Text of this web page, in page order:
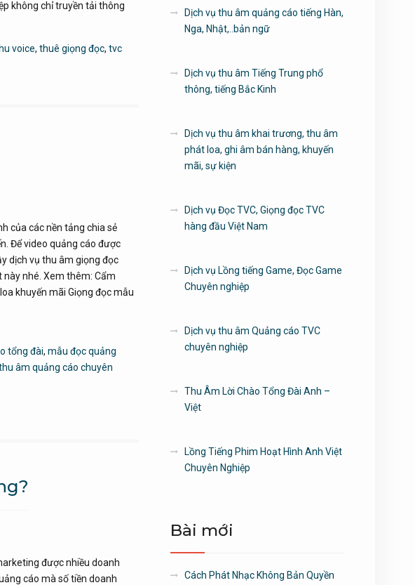
không chỉ truyền tải thông
voice, thuê giọng đọc, tvc
của các nền tảng chia sẻ
Để video quảng cáo được
dịch vụ thu âm giọng đọc
này nhé. Xem thêm: Cẩm
khuyến mãi Giọng đọc mẫu
tổng đài, mẫu đọc quảng
âm quảng cáo chuyên
được nhiều doanh
cáo mà số tiền doanh
Dịch vụ thu âm quảng cáo tiếng Hàn,
Nga, Nhật,..bản ngữ
Dịch vụ thu âm Tiếng Trung phổ
thông, tiếng Bắc Kinh
Dịch vụ thu âm khai trương, thu âm
phát loa, ghi âm bán hàng, khuyến
mãi, sự kiện
Dịch vụ Đọc TVC, Giọng đọc TVC
hàng đầu Việt Nam
Dịch vụ Lồng tiếng Game, Đọc Game
Chuyên nghiệp
Dịch vụ thu âm Quảng cáo TVC
chuyên nghiệp
Thu Âm Lời Chào Tổng Đài Anh –
Việt
Lồng Tiếng Phim Hoạt Hình Anh Việt
Chuyên Nghiệp
Bài mới
Cách Phát Nhạc Không Bản Quyền